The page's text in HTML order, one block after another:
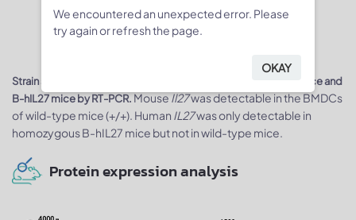
Strain specific analysis of
gene expression in wild-type mice and
B-hIL27 mice by RT-PCR.MouseIl27was detectable in the BMDCs
of wild-type mice (+/+). Human IL27was only detectable in
homozygous B-hIL27 mice but not in wild-type mice.
Protein expression analysis
We encountered an unexpected error. Please
try again or refresh the page.
OKAY